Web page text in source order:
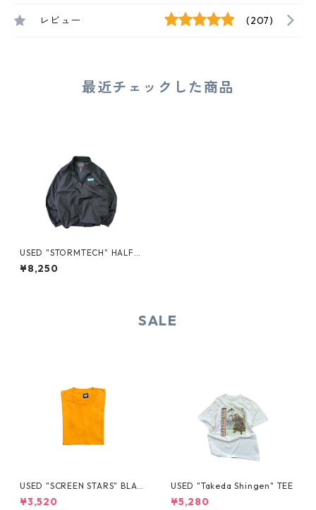
レビュー (207)
最近チェックした商品
USED "STORMTECH" HALF-Z
IP PULLOVER
¥8,250
SALE
USED "SCREEN STARS" BLAN
K TEE
¥3,520
USED "Takeda Shingen" TEE
¥5,280